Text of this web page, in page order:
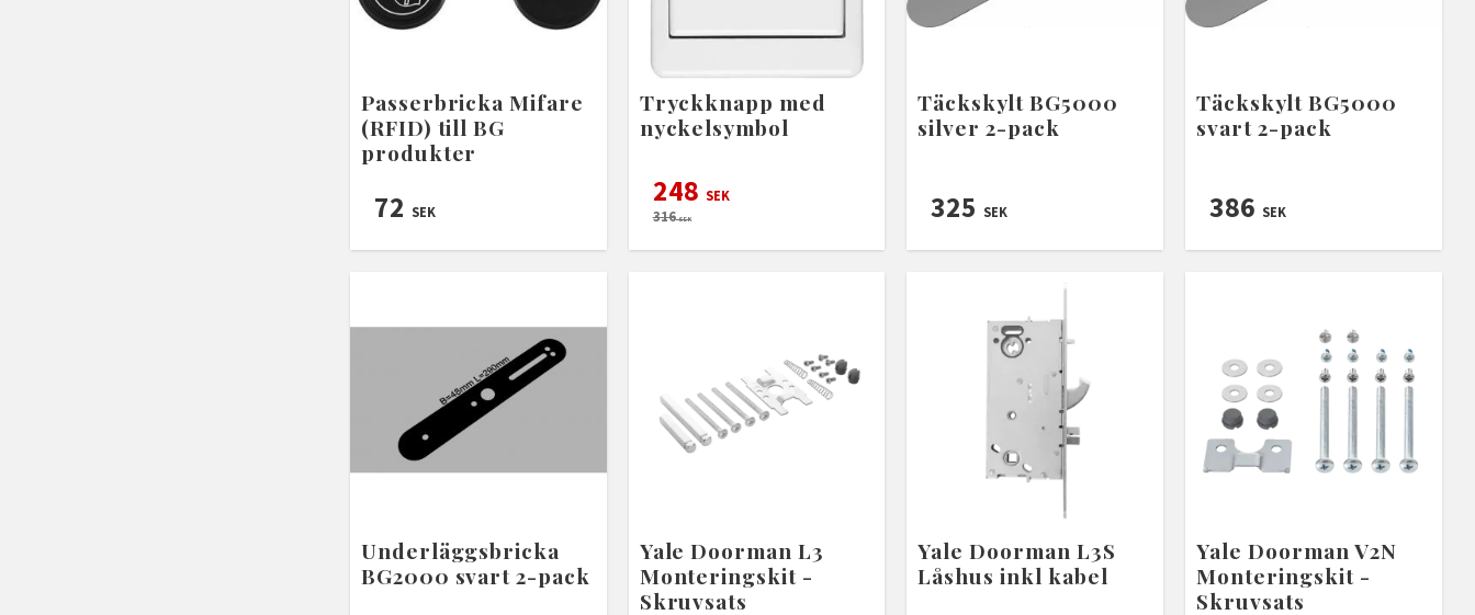
Passerbricka Mifare
(RFID) till BG
produkter
72 SEK
Tryckknapp med
nyckelsymbol
248 SEK
316SEK
Täckskylt BG5000
silver 2-pack
325 SEK
Täckskylt BG5000
svart 2-pack
386 SEK
Underläggsbricka
BG2000 svart 2-pack
Yale Doorman L3
Monteringskit -
Skruvsats
Yale Doorman L3S
Låshus inkl kabel
Yale Doorman V2N
Monteringskit -
Skruvsats